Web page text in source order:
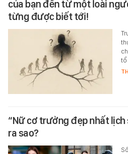
của bạn đến từ một loài
từng được biết tới!
tổ
“Nữ cơ trưởng đẹp nhất
ra sao?